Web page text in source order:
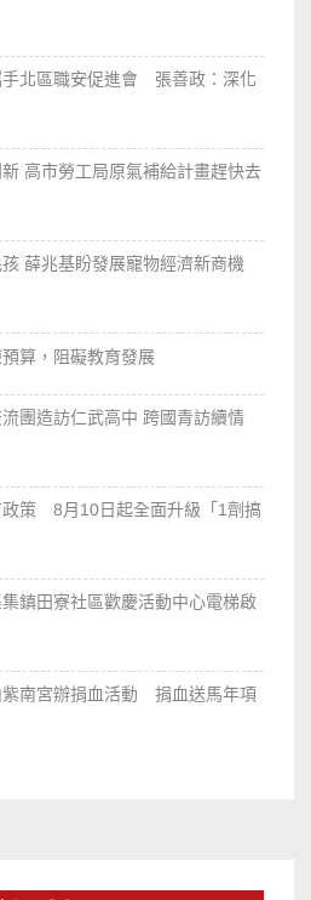
手北區職安促進會 張善政：深化
高市勞工局原氣補給計畫趕快去
薛兆基盼發展寵物經濟新商機
算，阻礙教育發展
團造訪仁武高中 跨國青訪續情
政策 8月10日起全面升級「1劑搞
鎮田寮社區歡慶活動中心電梯啟
紫南宮辦捐血活動 捐血送馬年項